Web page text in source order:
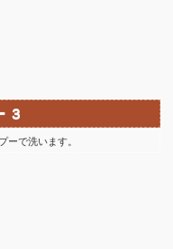
３
ーで洗います。